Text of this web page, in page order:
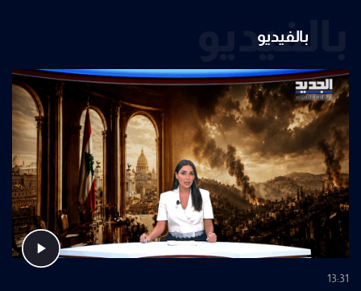
بالفيديو
بالفيديو
13:31